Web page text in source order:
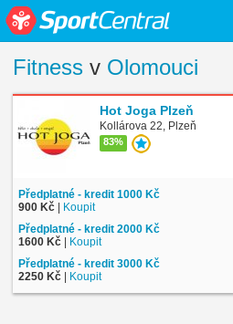
Fitness v Olomouci
Hot Joga Plzeň
Kollárova 22, Plzeň
83%
Předplatné - kredit 1000 Kč
900 Kč | Koupit
Předplatné - kredit 2000 Kč
1600 Kč | Koupit
Předplatné - kredit 3000 Kč
2250 Kč | Koupit